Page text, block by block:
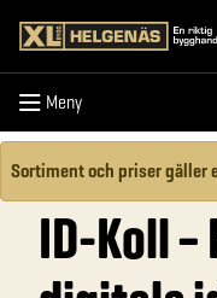
Meny
Meny
Sortiment och priser gäller
ID-Koll